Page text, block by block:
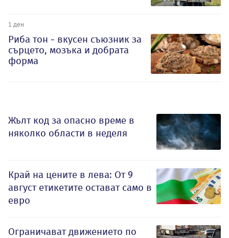
1 ден
Риба тон - вкусен съюзник за
сърцето, мозъка и добрата
форма
Жълт код за опасно време в
няколко области в неделя
Край на цените в лева: От 9
август етикетите остават само в
евро
Ограничават движението по